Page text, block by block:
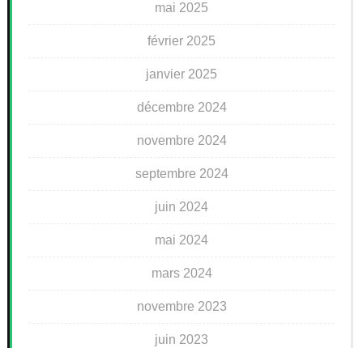
mai 2025
février 2025
janvier 2025
décembre 2024
novembre 2024
septembre 2024
juin 2024
mai 2024
mars 2024
novembre 2023
juin 2023